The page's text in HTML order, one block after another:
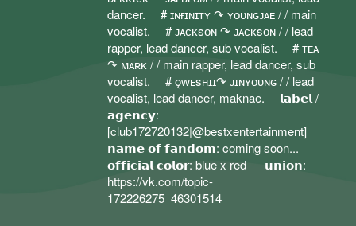
dancer. # ɪɴғɪɴɪᴛʏ ↷ ʏᴏᴜɴɢᴊᴀᴇ / / main
vocalist. # ᴊᴀᴄᴋsᴏɴ ↷ ᴊᴀᴄᴋsᴏɴ / / lead
rapper, lead dancer, sub vocalist. # ᴛᴇᴀ
↷ ᴍᴀʀᴋ / / main rapper, lead dancer, sub
vocalist. # ǫᴡᴇsʜɪɪ↷ ᴊɪɴʏᴏᴜɴɢ / / lead
vocalist, lead dancer, maknae. 𝗹𝗮𝗯𝗲𝗹 /
𝗮𝗴𝗲𝗻𝗰𝘆:
[club172720132|@bestxentertainment]
𝗻𝗮𝗺𝗲 𝗼𝗳 𝗳𝗮𝗻𝗱𝗼𝗺: coming soon...
𝗼𝗳𝗳𝗶𝗰𝗶𝗮𝗹 𝗰𝗼𝗹𝗼𝗿: blue x red 𝘂𝗻𝗶𝗼𝗻:
https://vk.com/topic-
172226275_46301514